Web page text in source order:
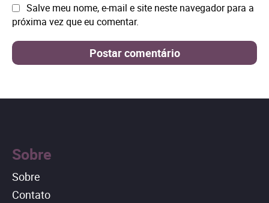
Site: Salve meu nome, e-mail e site neste navegador para a
próxima vez que eu comentar.
Sobre
Sobre
Contato